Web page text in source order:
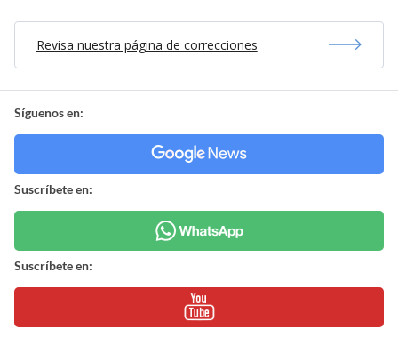
Revisa nuestra página de correcciones
Síguenos en:
Suscríbete en:
Suscríbete en: